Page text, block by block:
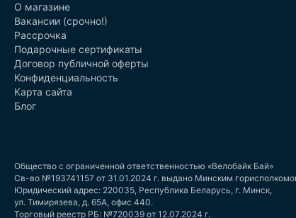
О магазине
Вакансии (срочно!)
Рассрочка
Подарочные сертификаты
Договор публичной оферты
Конфиденциальность
Карта сайта
Блог
Общество с ограниченной ответственностью «Велобайк Бай»
Св-во №193741157 от 31.01.2024 г. выдано Минским
Юридический адрес: 220035, Республика Беларусь, г. Минск,
ул. Тимирязева, д. 65А, офис 440.
Торговый реестр РБ: №720039 от 12.07.2024 г.